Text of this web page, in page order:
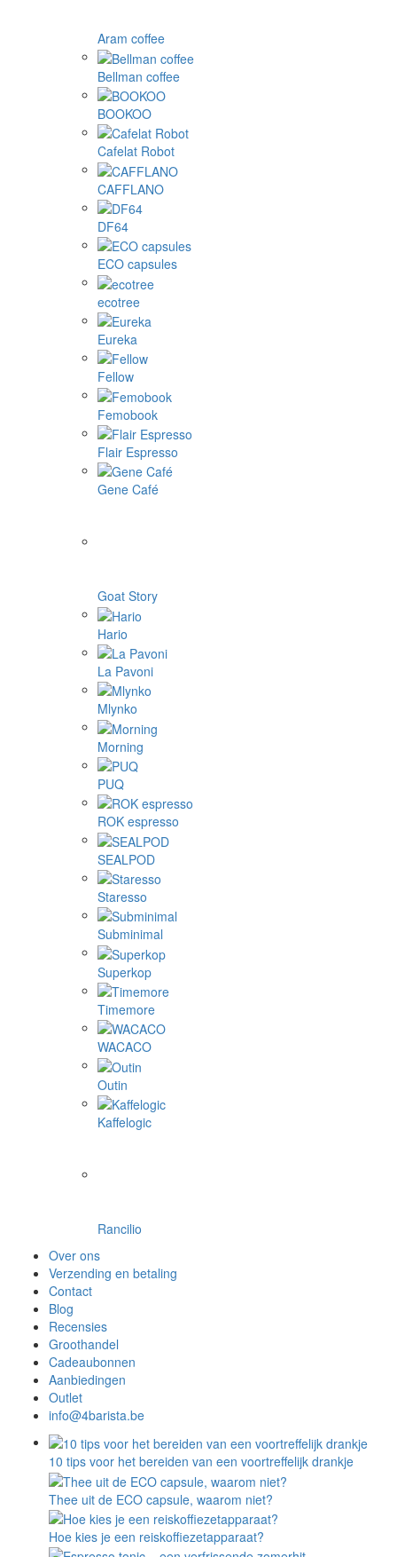
Aram coffee
Bellman coffee
BOOKOO
Cafelat Robot
CAFFLANO
DF64
ECO capsules
ecotree
Eureka
Fellow
Femobook
Flair Espresso
Gene Café
Goat Story
Hario
La Pavoni
Mlynko
Morning
PUQ
ROK espresso
SEALPOD
Staresso
Subminimal
Superkop
Timemore
WACACO
Outin
Kaffelogic
Rancilio
Over ons
Verzending en betaling
Contact
Blog
Recensies
Groothandel
Cadeaubonnen
Aanbiedingen
Outlet
info@4barista.be
10 tips voor het bereiden van een voortreffelijk drankje
Thee uit de ECO capsule, waarom niet?
Hoe kies je een reiskoffiezetapparaat?